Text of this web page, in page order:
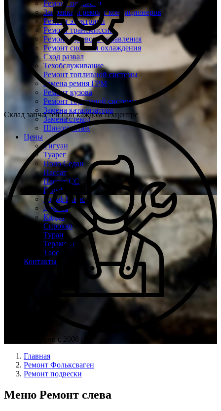
Ремонт подвески
Заправка и ремонт кондиционеров
Ремонт электрики
Ремонт трансмиссии
Ремонт рулевого управления
Ремонт системы охлаждения
Сход развал
Техобслуживание
Ремонт топливной системы
Замена ремня ГРМ
Ремонт кузова
Ремонт тормозной системы
Замена катализатора
Замена стекол
Шиномонтаж
Цены
Тигуан
Туарег
Поло Седан
Пассат
Пассат СС
Гольф
Гольф Плюс
Джетта
Кадди
Сирокко
Туран
Терамонт
Таос
Контакты
Склад запчастей при каждом техцентре
Опыт мастеров с 2008 г.
Главная
Ремонт Фольксваген
Ремонт подвески
Меню Ремонт слева